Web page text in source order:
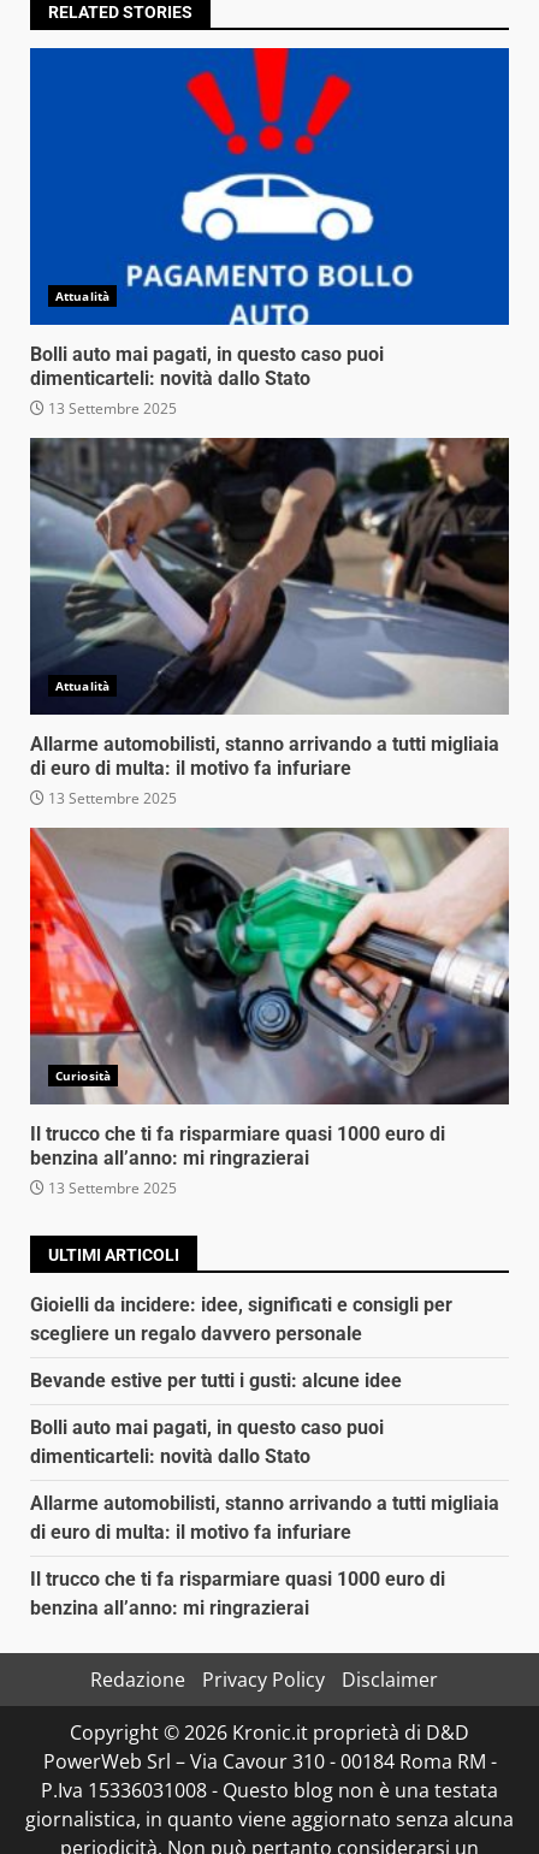
RELATED STORIES
Attualità
Bolli auto mai pagati, in questo caso puoi
dimenticarteli: novità dallo Stato
13 Settembre 2025
Attualità
Allarme automobilisti, stanno arrivando a tutti migliaia
di euro di multa: il motivo fa infuriare
13 Settembre 2025
Curiosità
Il trucco che ti fa risparmiare quasi 1000 euro di
benzina all’anno: mi ringrazierai
13 Settembre 2025
ULTIMI ARTICOLI
Gioielli da incidere: idee, significati e consigli per
scegliere un regalo davvero personale
Bevande estive per tutti i gusti: alcune idee
Bolli auto mai pagati, in questo caso puoi
dimenticarteli: novità dallo Stato
Allarme automobilisti, stanno arrivando a tutti migliaia
di euro di multa: il motivo fa infuriare
Il trucco che ti fa risparmiare quasi 1000 euro di
benzina all’anno: mi ringrazierai
Redazione Privacy Policy
Disclaimer
Copyright © 2026 Kronic.it proprietà di D&D
PowerWeb Srl – Via Cavour 310 - 00184 Roma RM -
P.Iva 15336031008 - Questo blog non è una testata
giornalistica, in quanto viene aggiornato senza alcuna
periodicità. Non può pertanto considerarsi un